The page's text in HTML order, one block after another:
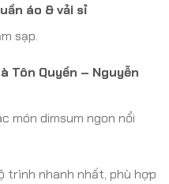
áo & vải sỉ
sạp.
Tôn Quyền – Nguyễn
món dimsum ngon nổi
trình nhanh nhất, phù hợp